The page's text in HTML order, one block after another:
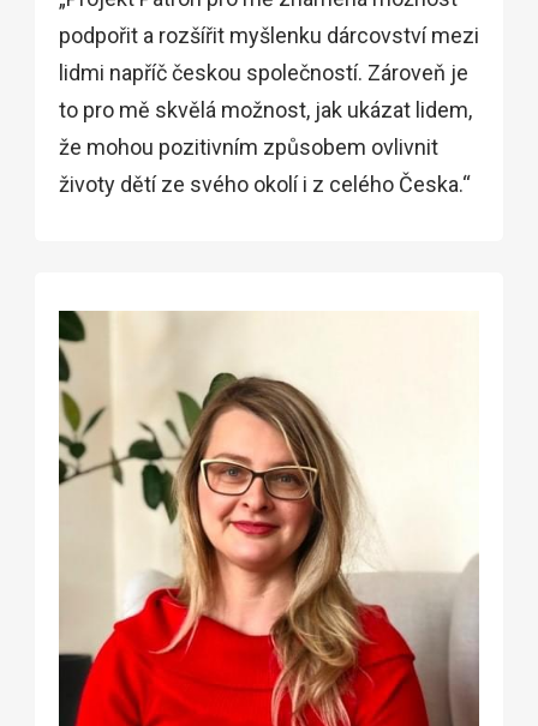
podpořit a rozšířit myšlenku dárcovství mezi
lidmi napříč českou společností. Zároveň je
to pro mě skvělá možnost, jak ukázat lidem,
že mohou pozitivním způsobem ovlivnit
životy dětí ze svého okolí i z celého Česka.“